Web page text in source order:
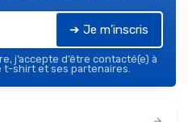
➔ Je m'inscris
j’accepte d’être contacté(e) à
t-shirt et ses partenaires.